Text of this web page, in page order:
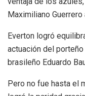
Maximiliano
Everton logró
actuación del
brasileño Eduardo
Pero no fue hasta el